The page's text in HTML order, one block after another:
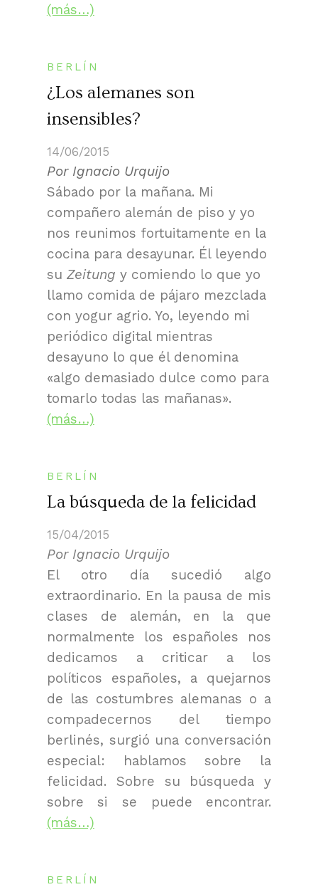
(más…)
BERLÍN
¿Los alemanes son
insensibles?
14/06/2015
Por Ignacio Urquijo
Sábado por la mañana. Mi
compañero alemán de piso y yo
nos reunimos fortuitamente en la
cocina para desayunar. Él leyendo
su Zeitung y comiendo lo que yo
llamo comida de pájaro mezclada
con yogur agrio. Yo, leyendo mi
periódico digital mientras
desayuno lo que él denomina
«algo demasiado dulce como para
tomarlo todas las mañanas».
(más…)
BERLÍN
La búsqueda de la felicidad
15/04/2015
Por Ignacio Urquijo
El otro día sucedió algo
extraordinario. En la pausa de mis
clases de alemán, en la que
normalmente los españoles nos
dedicamos a criticar a los
políticos españoles, a quejarnos
de las costumbres alemanas o a
compadecernos del tiempo
berlinés, surgió una conversación
especial: hablamos sobre la
felicidad. Sobre su búsqueda y
sobre si se puede encontrar.
(más…)
BERLÍN